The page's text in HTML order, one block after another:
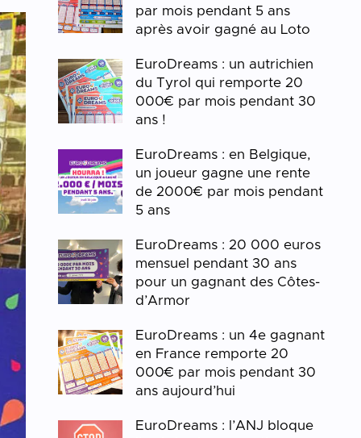
par mois pendant 5 ans
après avoir gagné au Loto
EuroDreams : un autrichien
du Tyrol qui remporte 20
000€ par mois pendant 30
ans !
EuroDreams : en Belgique,
un joueur gagne une rente
de 2000€ par mois pendant
5 ans
EuroDreams : 20 000 euros
mensuel pendant 30 ans
pour un gagnant des Côtes-
d’Armor
EuroDreams : un 4e gagnant
en France remporte 20
000€ par mois pendant 30
ans aujourd’hui
EuroDreams : l’ANJ bloque